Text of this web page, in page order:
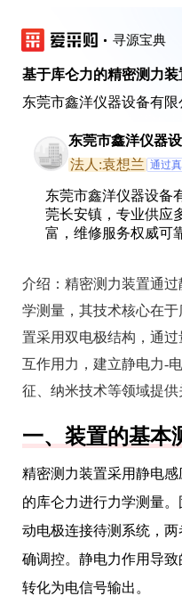
寻源宝典
基于库仑力的精密测力
东莞市鑫洋仪器设备有限
东莞市鑫洋仪器
法人:袁想兰 通过
东莞市鑫洋仪器设备
莞长安镇，专业供应
富，维修服务权威可
介绍： 精密测力装置通
学测量，其技术核心在
置采用双电极结构，通
互作用力，建立静电力-
征、纳米技术等领域提供
一、装置的基本
精密测力装置采用静电
的库仑力进行力学测量
动电极连接待测系统，
确调控。静电力作用导
转化为电信号输出。